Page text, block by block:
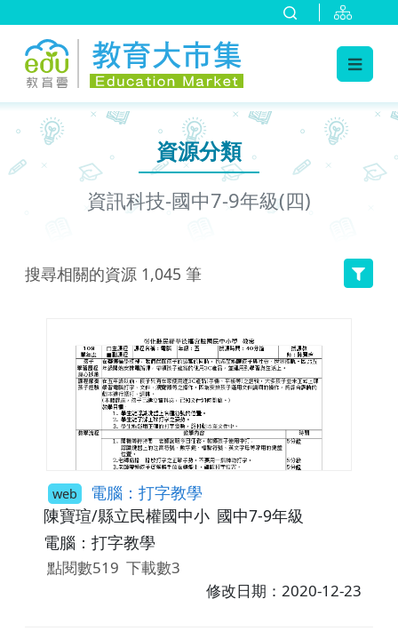
資源分類
資訊科技-國中7-9年級(四)
搜尋相關的資源 1,045 筆
web 電腦：打字教學
陳寶瑄/縣立民權國中小 國中7-9年級
電腦：打字教學
點閱數519 下載數3
修改日期：2020-12-23